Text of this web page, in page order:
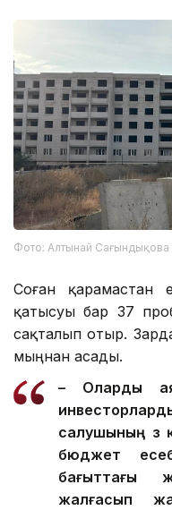
Фото: Алтынай Сағындықова
Соған қарамастан
қатысуы бар 37
сақталып отыр.
мыңнан асады.
– Оларды
салушының өз
бюджет
бағыттағы
жалғасып